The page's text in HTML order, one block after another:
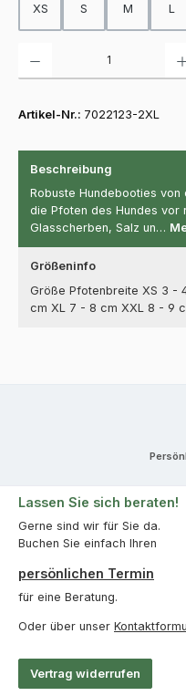
XS S M L
Artikel-Nr.: 7022123-2XL
Beschreibung
Robuste Hundebooties
die Pfoten des Hundes vor
Glasscherben, Salz un…
Größeninfo
Größe Pfotenbreite XS 3 -
cm XL 7 - 8 cm XXL 8 - 9
Lassen Sie sich beraten!
Gerne sind wir für Sie da.
Buchen Sie einfach Ihren
persönlichen Termin
für eine Beratung.
Oder über unser
Vertrag widerrufen